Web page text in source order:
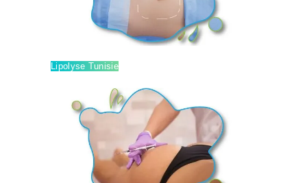
A PROPOS
DEMANDE DE
Lipolyse Tunisie